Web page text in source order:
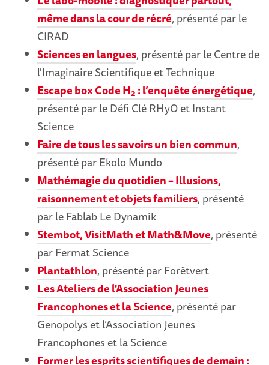
même dans la cour de récré, présenté par le
CIRAD
Sciences en langues, présenté par le Centre de
l'Imaginaire Scientifique et Technique
Escape box Code H2 : l’enquête énergétique,
présenté par le Défi Clé RHyO et Instant
Science
Faire de tous les savoirs un bien commun,
présenté par Ekolo Mundo
Mathémagie du quotidien – Illusions,
raisonnement et objets familiers, présenté
par le Fablab Le Dynamik
Stembot, VisitMath et Math&Move, présenté
par Fermat Science
Plantathlon, présenté par Forêtvert
Les Ateliers de l'Association Jeunes
Francophones et la Science, présenté par
Genopolys et l’Association Jeunes
Francophones et la Science
Former les esprits scientifiques de demain :